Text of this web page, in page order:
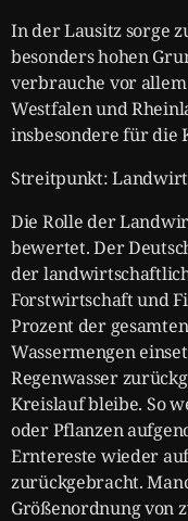
In der Lausitz sorge
besonders hohen
verbrauche vor
Westfalen und
insbesondere für die
Streitpunkt:
Die Rolle der
bewertet. Der
der
Forstwirtschaft und
Prozent der
Wassermengen
Regenwasser
Kreislauf bleibe. So
oder Pflanzen
Erntereste wieder
zurückgebracht.
Größenordnung von